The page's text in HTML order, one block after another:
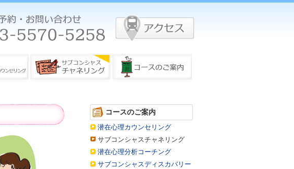
コースのご案内
潜在心理カウンセリング
サブコンシャスチャネリング
潜在心理分析コーチング
サブコンシャスディスカバリー